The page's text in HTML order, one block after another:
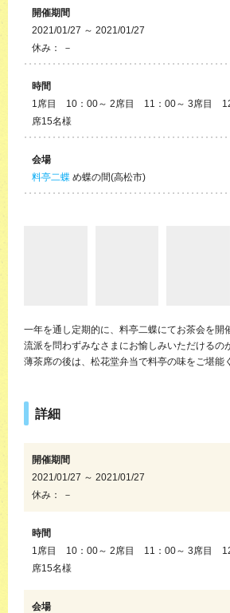
開催期間
2021/01/27 ～ 2021/01/27
休み： －
時間
1席目 10：00～ 2席目 11：00～ 3席目
席15名様
会場
料亭二蝶 め蝶の間(高松市)
一年を通し定期的に、料亭二蝶にてお茶会を開
流派を問わずみなさまにお愉しみいただけるの
薄茶席の後は、松花堂弁当で料亭の味をご堪能
詳細
開催期間
2021/01/27 ～ 2021/01/27
休み： －
時間
1席目 10：00～ 2席目 11：00～ 3席目
席15名様
会場